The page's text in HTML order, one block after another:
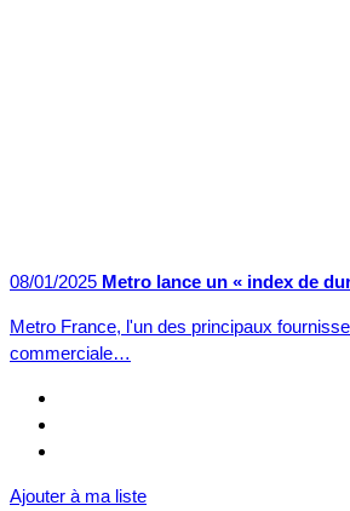
08/01/2025 Metro lance un « index de
Metro France, l'un des principaux
commerciale…
Ajouter à ma liste